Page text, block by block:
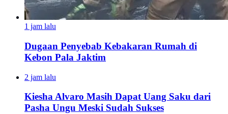
1 jam lalu
Dugaan Penyebab Kebakaran Rumah di
Kebon Pala Jaktim
2 jam lalu
Kiesha Alvaro Masih Dapat Uang Saku dari
Pasha Ungu Meski Sudah Sukses